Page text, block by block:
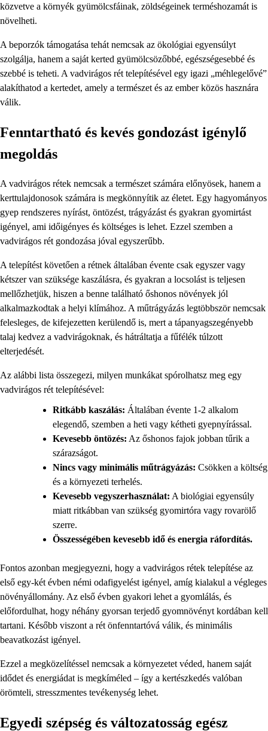
közvetve a környék gyümölcsfáinak, zöldségeinek terméshozamát is
növelheti.
A beporzók támogatása tehát nemcsak az ökológiai egyensúlyt
szolgálja, hanem a saját kerted gyümölcsözőbbé, egészségesebbé és
szebbé is teheti. A vadvirágos rét telepítésével egy igazi „méhlegelővé”
alakíthatod a kertedet, amely a természet és az ember közös hasznára
válik.
Fenntartható és kevés gondozást igénylő
megoldás
A vadvirágos rétek nemcsak a természet számára előnyösek, hanem a
kerttulajdonosok számára is megkönnyítik az életet. Egy hagyományos
gyep rendszeres nyírást, öntözést, trágyázást és gyakran gyomirtást
igényel, ami időigényes és költséges is lehet. Ezzel szemben a
vadvirágos rét gondozása jóval egyszerűbb.
A telepítést követően a rétnek általában évente csak egyszer vagy
kétszer van szüksége kaszálásra, és gyakran a locsolást is teljesen
mellőzhetjük, hiszen a benne található őshonos növények jól
alkalmazkodtak a helyi klímához. A műtrágyázás legtöbbször nemcsak
felesleges, de kifejezetten kerülendő is, mert a tápanyagszegényebb
talaj kedvez a vadvirágoknak, és hátráltatja a fűfélék túlzott
elterjedését.
Az alábbi lista összegezi, milyen munkákat spórolhatsz meg egy
vadvirágos rét telepítésével:
Ritkább kaszálás: Általában évente 1-2 alkalom
elegendő, szemben a heti vagy kétheti gyepnyírással.
Kevesebb öntözés: Az őshonos fajok jobban tűrik a
szárazságot.
Nincs vagy minimális műtrágyázás: Csökken a költség
és a környezeti terhelés.
Kevesebb vegyszerhasználat: A biológiai egyensúly
miatt ritkábban van szükség gyomirtóra vagy rovarölő
szerre.
Összességében kevesebb idő és energia ráfordítás.
Fontos azonban megjegyezni, hogy a vadvirágos rétek telepítése az
első egy-két évben némi odafigyelést igényel, amíg kialakul a végleges
növényállomány. Az első évben gyakori lehet a gyomlálás, és
előfordulhat, hogy néhány gyorsan terjedő gyomnövényt kordában kell
tartani. Később viszont a rét önfenntartóvá válik, és minimális
beavatkozást igényel.
Ezzel a megközelítéssel nemcsak a környezetet véded, hanem saját
idődet és energiádat is megkíméled – így a kertészkedés valóban
örömteli, stresszmentes tevékenység lehet.
Egyedi szépség és változatosság egész